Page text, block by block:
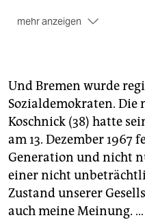
mehr anzeigen
Und Bremen wurde
Sozialdemokraten. Die
Koschnick (38) hatte
am 13. Dezember 1967
Generation und nicht
einer nicht
Zustand unserer
auch meine Meinung.